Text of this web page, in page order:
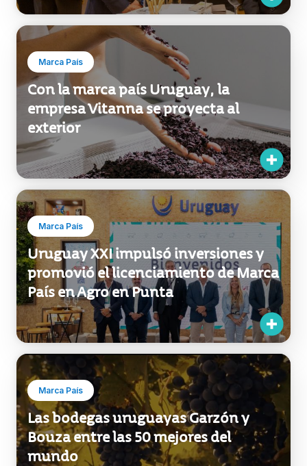
Marca País
Con la marca país Uruguay, la
empresa Vitanna se proyecta al
exterior
Marca País
Uruguay XXI impulsó inversiones y
promovió el licenciamiento de Marca
País en Agro en Punta
Marca País
Las bodegas uruguayas Garzón y
Bouza entre las 50 mejores del
mundo